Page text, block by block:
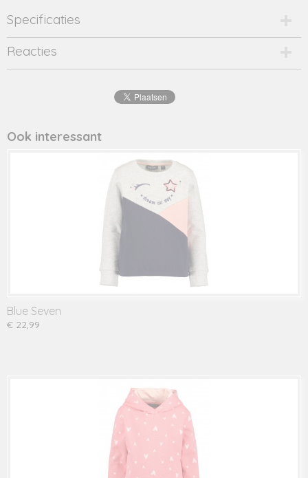
Specificaties
Productcode
2485-14182
Productcode leverancier
Reacties
Ook interessant
Blue Seven
€ 22,99